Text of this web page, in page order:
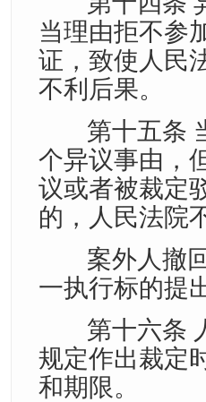
当理由拒不参
证，致使人民
不利后果。
第十五条
个异议事由，
议或者被裁定
的，人民法院
案外人撤
一执行标的提
第十六条
规定作出裁定
和期限。